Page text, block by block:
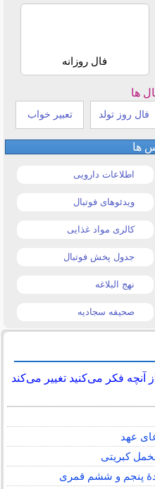
فال روزانه
ها
فال روز تولد تعبیر خواب
ها
اطلاعات دارویی
ویدئوهای فوتبال
کالری مواد غذایی
جدول پخش فوتبال
نهج البلاغه
صحیفه سجادیه
فکر می‌کنید تغییر می‌کند
عهد
کبریتی
پنجم و ششم قمری